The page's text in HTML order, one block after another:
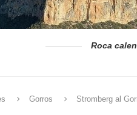
Roca
Gorros Stromberg al